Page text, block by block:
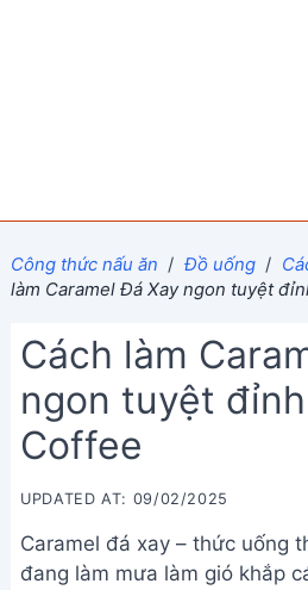
Công thức nấu ăn / Đồ uống /
làm Caramel Đá Xay ngon tuyệt
Cách làm
ngon tuyệt
Coffee
UPDATED AT: 09/02/2025
Caramel đá xay – thức uống
đang làm mưa làm gió khắp